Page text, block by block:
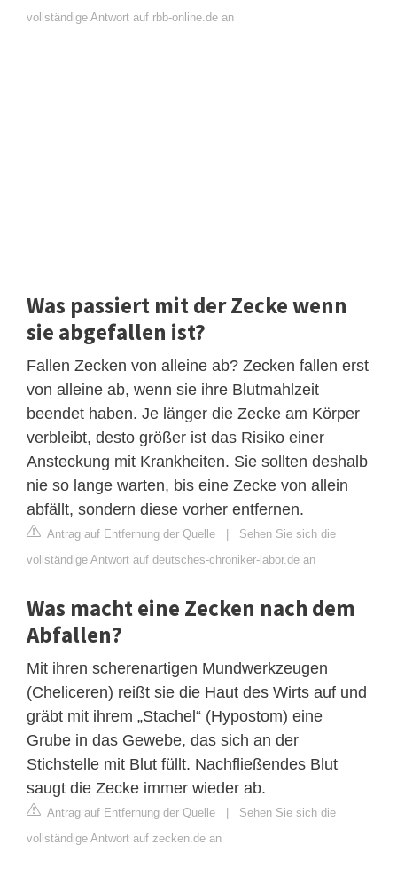
vollständige Antwort auf rbb-online.de an
Was passiert mit der Zecke wenn
sie abgefallen ist?
Fallen Zecken von alleine ab? Zecken fallen erst
von alleine ab, wenn sie ihre Blutmahlzeit
beendet haben. Je länger die Zecke am Körper
verbleibt, desto größer ist das Risiko einer
Ansteckung mit Krankheiten. Sie sollten deshalb
nie so lange warten, bis eine Zecke von allein
abfällt, sondern diese vorher entfernen.
Antrag auf Entfernung der Quelle
Sehen Sie sich die
vollständige Antwort auf deutsches-chroniker-labor.de an
Was macht eine Zecken nach dem
Abfallen?
Mit ihren scherenartigen Mundwerkzeugen
(Cheliceren) reißt sie die Haut des Wirts auf und
gräbt mit ihrem „Stachel“ (Hypostom) eine
Grube in das Gewebe, das sich an der
Stichstelle mit Blut füllt. Nachfließendes Blut
saugt die Zecke immer wieder ab.
Antrag auf Entfernung der Quelle
Sehen Sie sich die
vollständige Antwort auf zecken.de an